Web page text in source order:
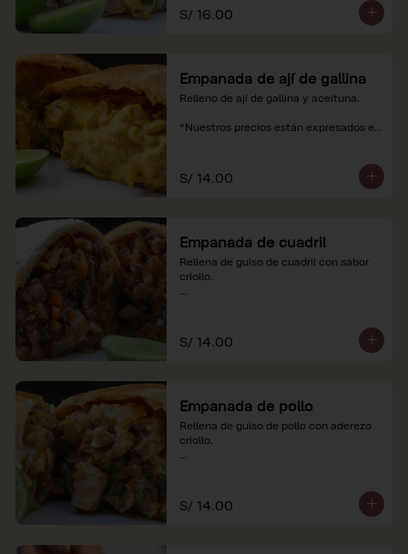
S/ 16.00
Empanada de ají de gallina
Relleno de ají de gallina y aceituna.
*Nuestros precios están expresados en
S/ 14.00
Empanada de cuadril
Rellena de guiso de cuadril con sabor
criollo.
S/ 14.00
Empanada de pollo
Rellena de guiso de pollo con aderezo
criollo.
S/ 14.00